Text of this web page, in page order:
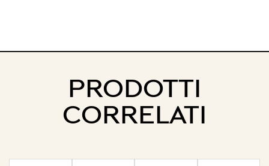
PRODOTTI
CORRELATI